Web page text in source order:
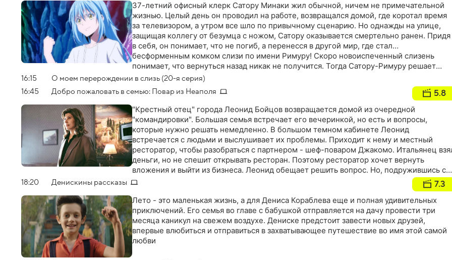
37-летний офисный клерк Сатору Минаки жил обычной, ничем не примечательной
жизнью. Целый день он проводил на работе, возвращался домой, где коротал время
за телевизором, а утром все шло по привычному сценарию. Но однажды на улице,
защищая коллегу от безумца с ножом, Сатору оказывается смертельно ранен. Придя
в себя, он понимает, что не погиб, а перенесся в другой мир, где стал…
бесформенным комком слизи по имени Римуру! Скоро новоиспеченный слизень
понимает, что вернуться назад никак не получится. Тогда Сатору-Римуру решает
исследовать эту новую вселенную. Научившись управлять новым телом, он
в себе необычные сверхспособности, обзаводится другом-драконом и осознает, что
счастье и успех возможен, даже, если ты похож на кусочек желе!
16:15
О моем перерождении в слизь (20-я серия)
16:45
Добро пожаловать в семью: Повар из Неаполя 5.8
"Крестный отец" города Леонид Бойцов возвращается домой из очередной
"командировки". Большая семья встречает его вечеринкой, но есть и вопросы,
которые нужно решать немедленно. В большом темном кабинете Леонид
встречается с людьми и выслушивает их проблемы. Приходит к нему и местный
ресторатор, чтобы разобраться с партнером - шеф-поваром Джакомо. Итальянец
деньги, но не спешит открывать ресторан. Поэтому ресторатор хочет вернуть
вложения и выйти из бизнеса. Леонид обещает решить вопрос. Но, подружившись с
Джакомо, он "выкупает" долю ресторатора и помпезно открывает "Везувий", не
подозревая, что попал в ловушку, которая изменит его жизнь и проверит на
прочность его семью…
18:20 Денискины рассказы 7.3
Лето - это маленькая жизнь, а для Дениса Кораблева еще и полная удивительных
приключений. Его семья во главе с бабушкой отправляется на дачу провести три
месяца каникул на свежем воздухе. Дениске предстоит завести новых друзей,
впервые влюбиться и отправиться в захватывающее путешествие во имя этой самой
любви